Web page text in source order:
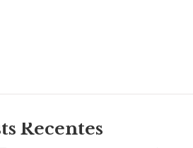
Recentes